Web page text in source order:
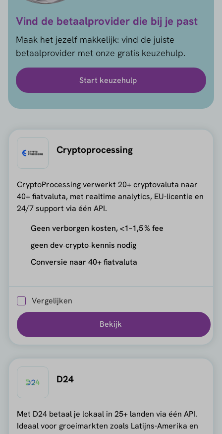
Vind de betaalprovider die bij je past
Maak het jezelf makkelijk: vind de juiste
betaalprovider met onze gratis keuzehulp.
Start keuzehulp
Cryptoprocessing
CryptoProcessing verwerkt 20+ cryptovaluta naar
40+ fiatvaluta, met realtime analytics, EU-licentie en
24/7 support via één API.
Geen verborgen kosten, <1–1,5 % fee
geen dev‑crypto‑kennis nodig
Conversie naar 40+ fiatvaluta
Vergelijken
Bekijk
D24
Met D24 betaal je lokaal in 25+ landen via één API.
Ideaal voor groeimarkten zoals Latijns-Amerika en